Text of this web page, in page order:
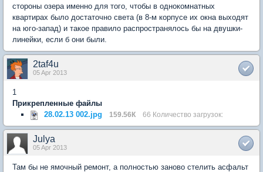
стороны озера именно для того, чтобы в однокомнатных
квартирах было достаточно света (в 8-м корпусе их окна выходят
на юго-запад) и такое правило распространялось бы на двушки-
линейки, если б они были.
2taf4u
05 Apr 2013
1
Прикрепленные файлы
28.02.13 002.jpg
159.56К 66 Количество загрузок:
Julya
05 Apr 2013
Там бы не ямочный ремонт, а полностью заново стелить асфальт